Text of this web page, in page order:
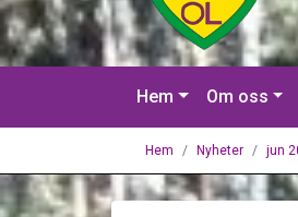
Hem Om oss
Hem Nyheter jun